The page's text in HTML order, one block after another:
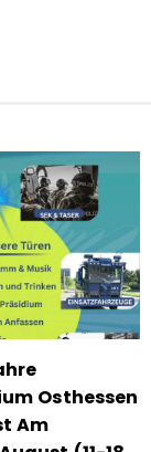
Osthessen
Am